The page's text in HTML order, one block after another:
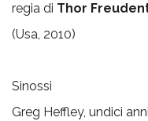
regia di Thor
(Usa, 2010)
Sinossi
Greg Heffley, undici